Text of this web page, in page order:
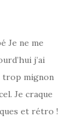
Je ne me
j’ai
mignon
Je craque
et rétro !